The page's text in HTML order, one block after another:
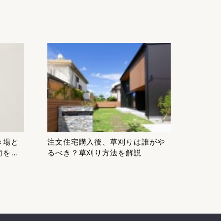
と
を解
注文住宅購入後、草刈りは誰がや
るべき？草刈り方法を解説